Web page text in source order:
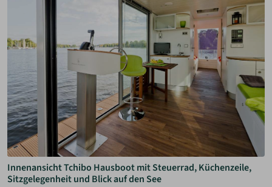
Innenansicht Tchibo Hausboot mit Steuerrad, Küchenzeile,
Sitzgelegenheit und Blick auf den See